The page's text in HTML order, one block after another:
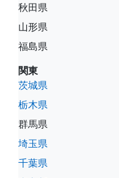
秋田県
山形県
福島県
関東
茨城県
栃木県
群馬県
埼玉県
千葉県